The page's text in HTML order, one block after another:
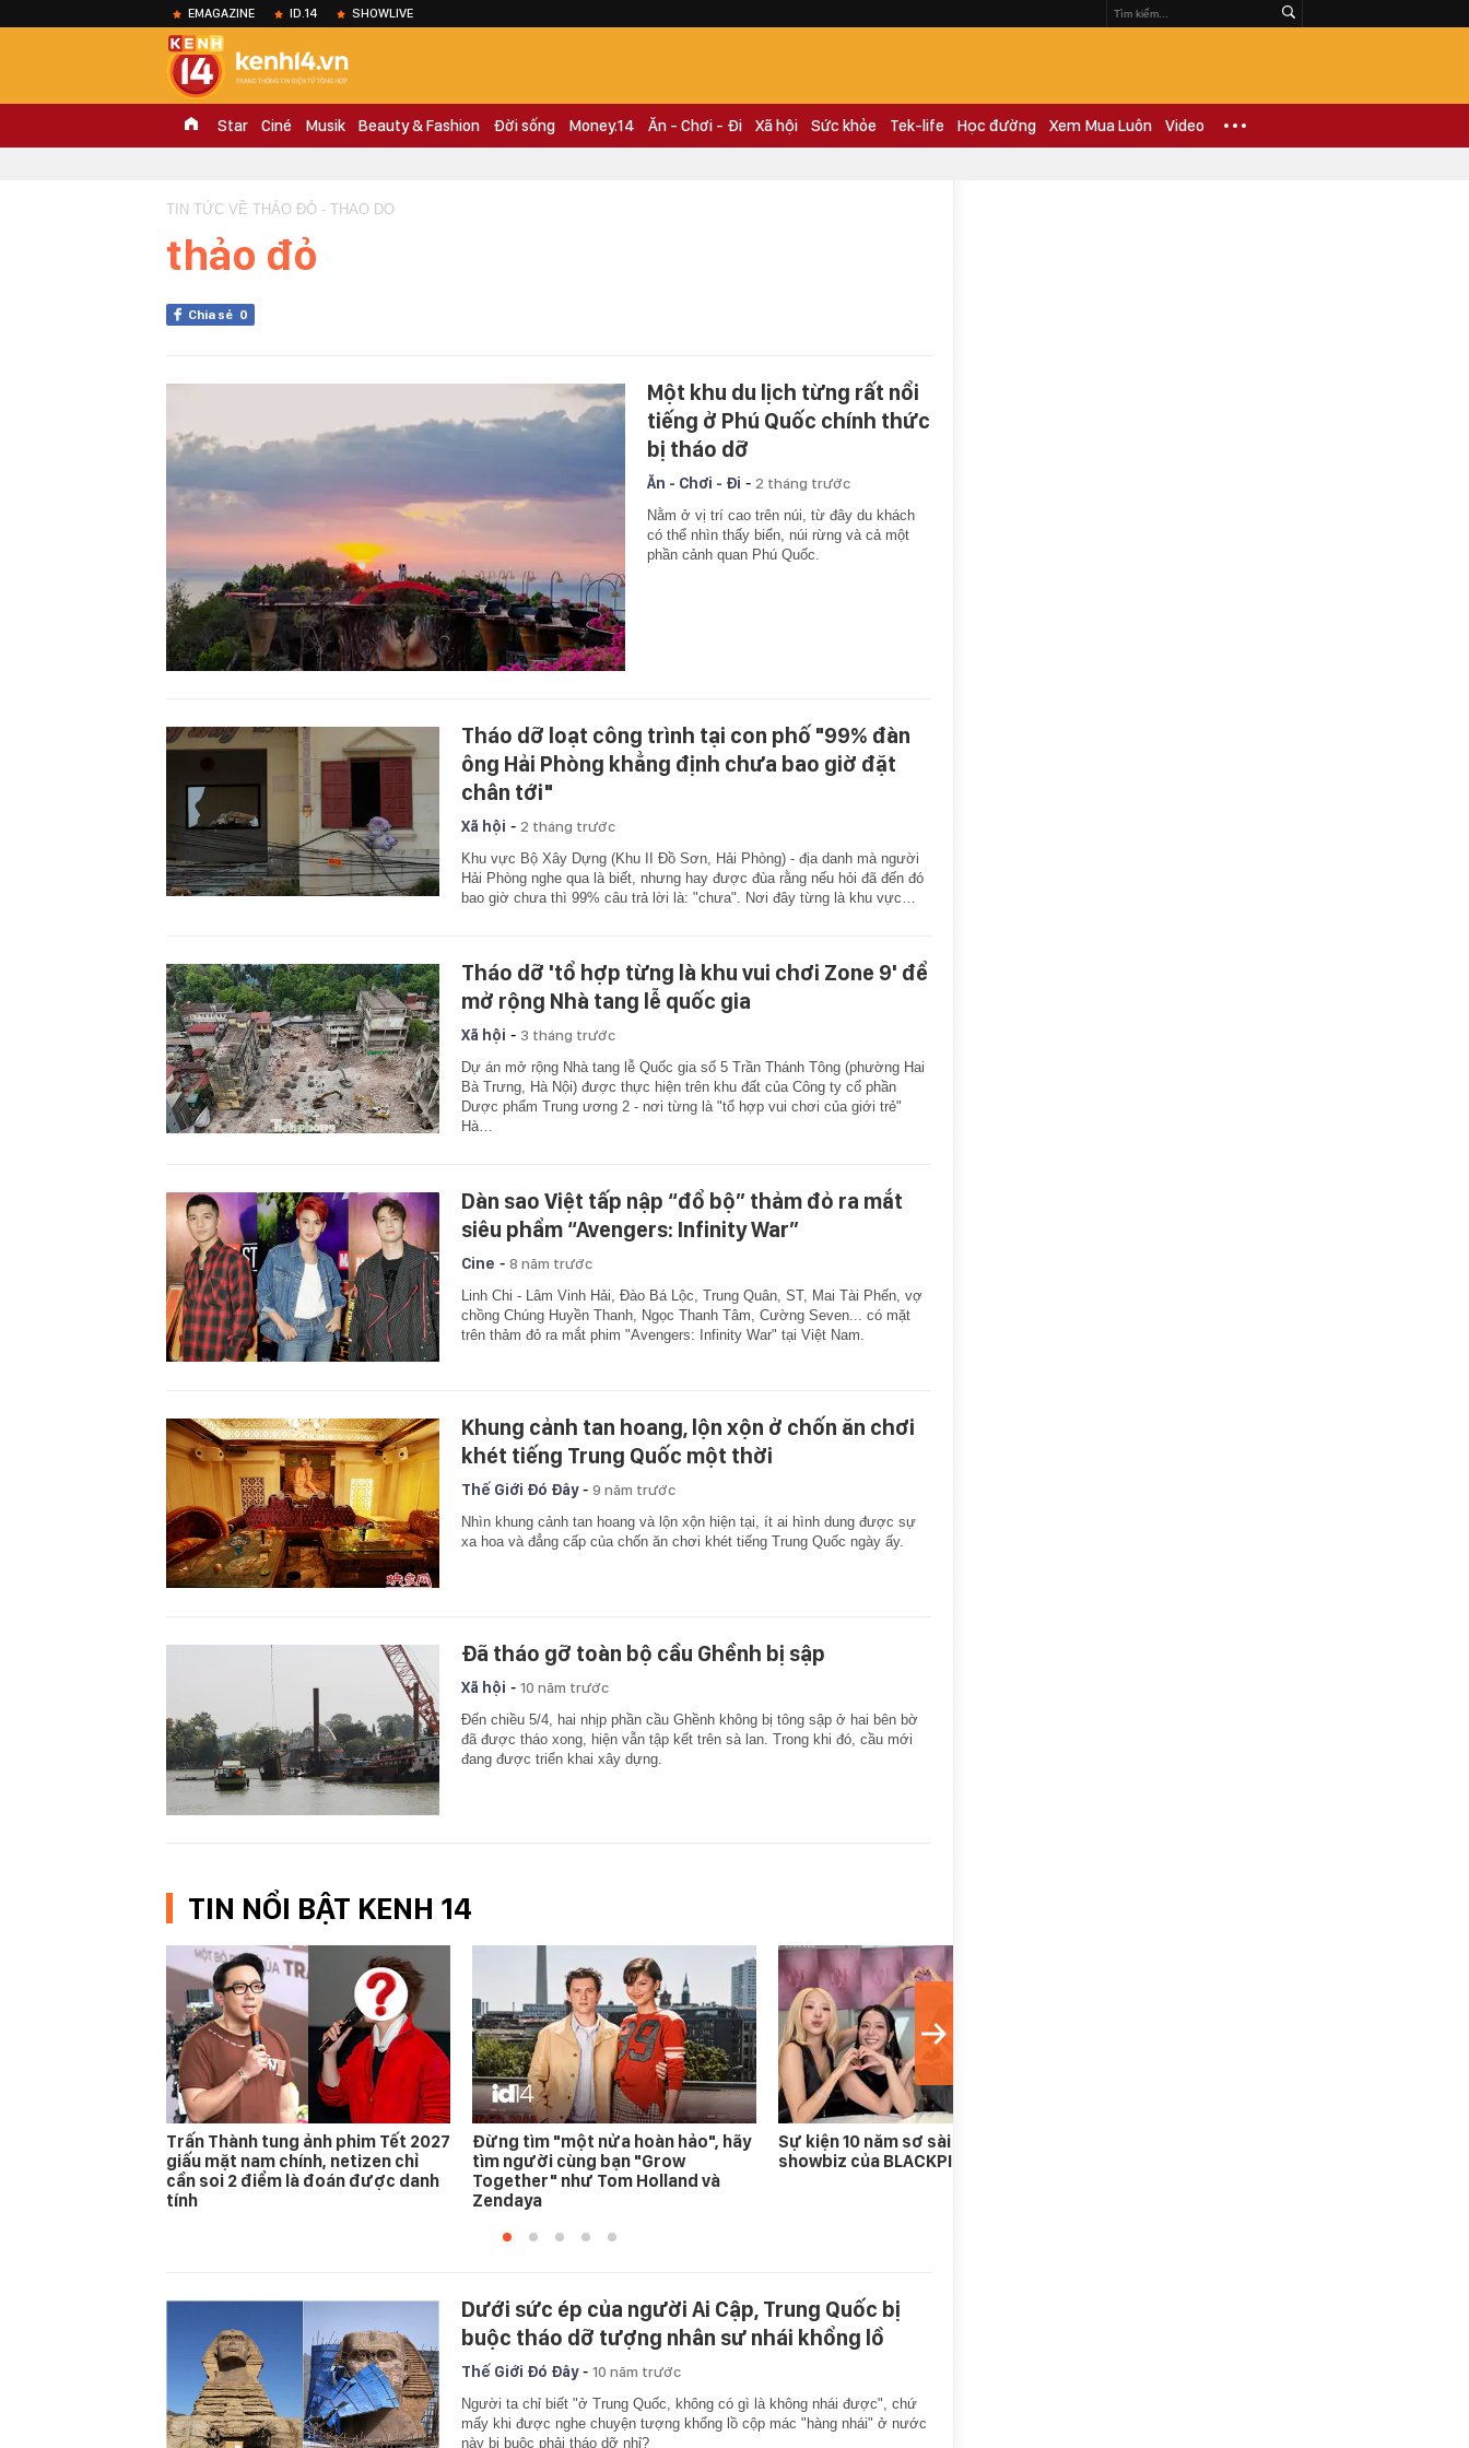
EMAGAZINE ID.14 SHOWLIVE
Star Ciné Musik Beauty & Fashion Đời sống Money.14 Ăn - Chơi - Đi Xã hội Sức khỏe Tek-life Học đường Xem Mua Luôn Video
TIN TỨC VỀ THẢO ĐỎ - THAO DO
thảo đỏ
Chia sẻ 0
Một khu du lịch từng rất nổi
tiếng ở Phú Quốc chính thức
bị tháo dỡ
Ăn - Chơi - Đi - 2 tháng trước
Nằm ở vị trí cao trên núi, từ đây du khách
có thể nhìn thấy biển, núi rừng và cả một
phần cảnh quan Phú Quốc.
Tháo dỡ loạt công trình tại con phố "99% đàn
ông Hải Phòng khẳng định chưa bao giờ đặt
chân tới"
Xã hội - 2 tháng trước
Khu vực Bộ Xây Dựng (Khu II Đồ Sơn, Hải Phòng) - địa danh mà người
Hải Phòng nghe qua là biết, nhưng hay được đùa rằng nếu hỏi đã đến đó
bao giờ chưa thì 99% câu trả lời là: "chưa". Nơi đây từng là khu vực…
Tháo dỡ 'tổ hợp từng là khu vui chơi Zone 9' để
mở rộng Nhà tang lễ quốc gia
Xã hội - 3 tháng trước
Dự án mở rộng Nhà tang lễ Quốc gia số 5 Trần Thánh Tông (phường Hai
Bà Trưng, Hà Nội) được thực hiện trên khu đất của Công ty cổ phần
Dược phẩm Trung ương 2 - nơi từng là "tổ hợp vui chơi của giới trẻ"
Hà…
Dàn sao Việt tấp nập “đổ bộ” thảm đỏ ra mắt
siêu phẩm “Avengers: Infinity War”
Cine - 8 năm trước
Linh Chi - Lâm Vinh Hải, Đào Bá Lộc, Trung Quân, ST, Mai Tài Phến, vợ
chồng Chúng Huyền Thanh, Ngọc Thanh Tâm, Cường Seven... có mặt
trên thảm đỏ ra mắt phim "Avengers: Infinity War" tại Việt Nam.
Khung cảnh tan hoang, lộn xộn ở chốn ăn chơi
khét tiếng Trung Quốc một thời
Thế Giới Đó Đây- 9 năm trước
Nhìn khung cảnh tan hoang và lộn xộn hiện tại, ít ai hình dung được sự
xa hoa và đẳng cấp của chốn ăn chơi khét tiếng Trung Quốc ngày ấy.
Đã tháo gỡ toàn bộ cầu Ghềnh bị sập
Xã hội - 10 năm trước
Đến chiều 5/4, hai nhịp phần cầu Ghềnh không bị tông sập ở hai bên bờ
đã được tháo xong, hiện vẫn tập kết trên sà lan. Trong khi đó, cầu mới
đang được triển khai xây dựng.
TIN NỔI BẬT KENH 14
Trấn Thành tung ảnh phim Tết 2027
giấu mặt nam chính, netizen chỉ
cần soi 2 điểm là đoán được danh
tính
Đừng tìm "một nửa hoàn hảo", hãy
tìm người cùng bạn "Grow
Together" như Tom Holland và
Zendaya
Sự kiện 10 năm sơ sài nhất
showbiz của BLACKPINK
Dưới sức ép của người Ai Cập, Trung Quốc bị
buộc tháo dỡ tượng nhân sư nhái khổng lồ
Thế Giới Đó Đây- 10 năm trước
Người ta chỉ biết "ở Trung Quốc, không có gì là không nhái được", chứ
mấy khi được nghe chuyện tượng khổng lồ cộp mác "hàng nhái" ở nước
này bị buộc phải tháo dỡ nhỉ?